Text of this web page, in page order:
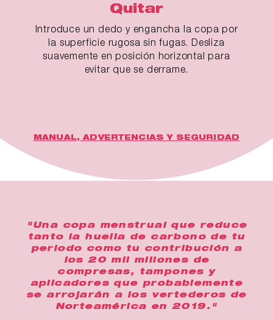
Quitar
Introduce un dedo y engancha la copa por
la superficie rugosa sin fugas. Desliza
suavemente en posición horizontal para
evitar que se derrame.
MANUAL, ADVERTENCIAS Y SEGURIDAD
"Una copa menstrual que reduce
tanto la huella de carbono de tu
periodo como tu contribución a
los 20 mil millones de
compresas, tampones y
aplicadores que probablemente
se arrojarán a los vertederos de
Norteamérica en 2019."